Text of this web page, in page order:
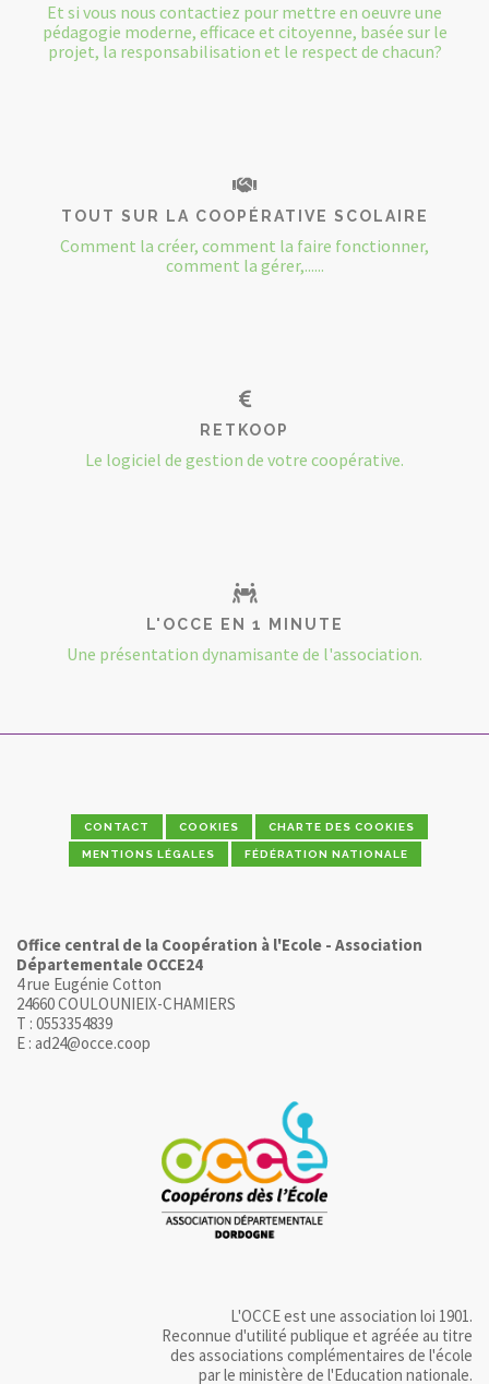
Et si vous nous contactiez pour mettre en oeuvre une
pédagogie moderne, efficace et citoyenne, basée sur le
projet, la responsabilisation et le respect de chacun?
TOUT SUR LA COOPÉRATIVE SCOLAIRE
Comment la créer, comment la faire fonctionner,
comment la gérer,......
RETKOOP
Le logiciel de gestion de votre coopérative.
L'OCCE EN 1 MINUTE
Une présentation dynamisante de l'association.
CONTACT COOKIES CHARTE DES COOKIES
MENTIONS LÉGALES FÉDÉRATION NATIONALE
Office central de la Coopération à l'Ecole - Association
Départementale OCCE24
4 rue Eugénie Cotton
24660 COULOUNIEIX-CHAMIERS
T : 0553354839
E : ad24@occe.coop
L'OCCE est une association loi 1901.
Reconnue d'utilité publique et agréée au titre
des associations complémentaires de l'école
par le ministère de l'Education nationale.